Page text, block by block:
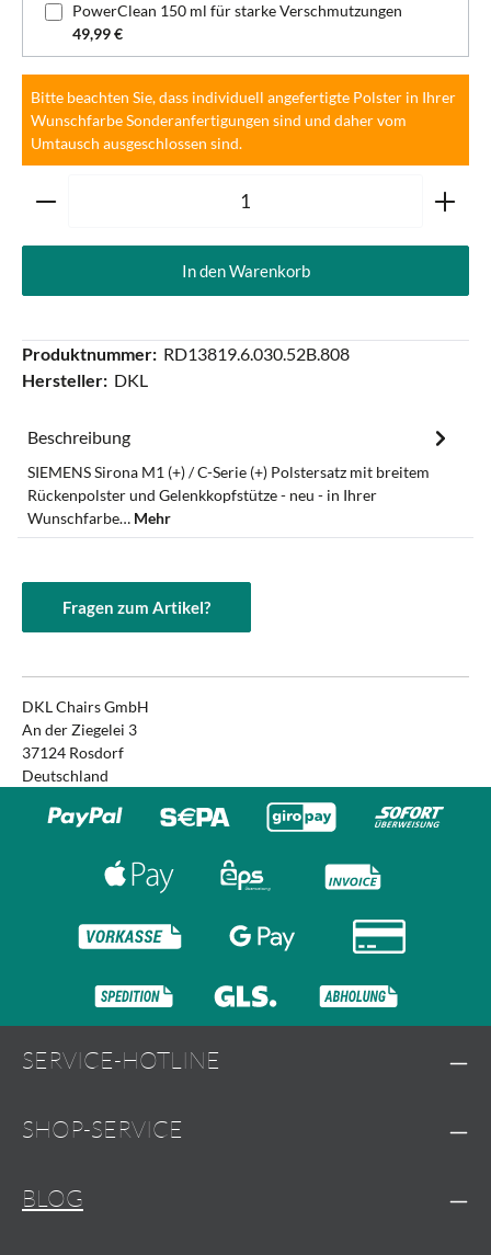
PowerClean 150 ml für starke Verschmutzungen
49,99 €
Bitte beachten Sie, dass individuell angefertigte Polster in Ihrer
Wunschfarbe Sonderanfertigungen sind und daher vom
Umtausch ausgeschlossen sind.
Produkt Anzahl: Gib den gewünschten Wert ein oder
In den Warenkorb
Produktnummer: RD13819.6.030.52B.808
Hersteller: DKL
Beschreibung
SIEMENS Sirona M1 (+) / C-Serie (+) Polstersatz mit breitem
Rückenpolster und Gelenkkopfstütze - neu - in Ihrer
Wunschfarbe… Mehr
Fragen zum Artikel?
DKL Chairs GmbH
An der Ziegelei 3
37124 Rosdorf
Deutschland
SERVICE-HOTLINE
SHOP-SERVICE
BLOG